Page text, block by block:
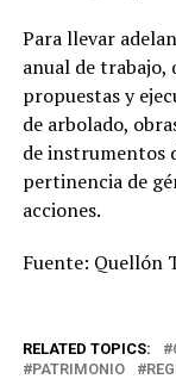
Para llevar
anual de trabajo,
propuestas y
de arbolado,
de instrumentos
pertinencia de
acciones.
Fuente: Quellón
RELATED TOPICS:
PATRIMONIO